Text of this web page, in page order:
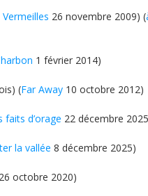
26 novembre 2009) (
1 février 2014)
(Far Away 10 octobre 2012)
d’orage 22 décembre
la vallée 8 décembre 2025)
26 octobre 2020)